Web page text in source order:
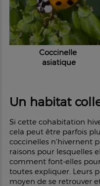
Coccinelle
asiatique
Un habitat
Si cette cohabitation
cela peut être parfois
coccinelles n'hivernent
raisons pour lesquelles
comment font-elles
toutes expliquer. Leurs
moyen de se retrouver